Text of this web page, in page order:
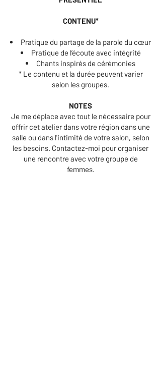
CONTENU*
Pratique du partage de la parole du cœur
Pratique de l’écoute avec intégrité
Chants inspirés de cérémonies
* Le contenu et la durée peuvent varier
selon les groupes.
NOTES
Je me déplace avec tout le nécessaire pour
offrir cet atelier dans votre région dans une
salle ou dans l'intimité de votre salon, selon
les besoins. Contactez-moi pour organiser
une rencontre avec votre groupe de
femmes.